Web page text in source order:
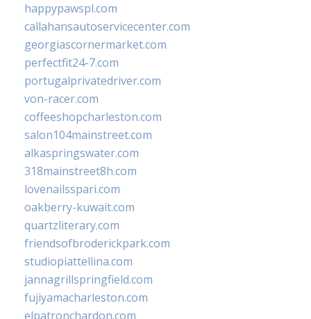
happypawspl.com
callahansautoservicecenter.com
georgiascornermarket.com
perfectfit24-7.com
portugalprivatedriver.com
von-racer.com
coffeeshopcharleston.com
salon104mainstreet.com
alkaspringswater.com
318mainstreet8h.com
lovenailsspari.com
oakberry-kuwait.com
quartzliterary.com
friendsofbroderickpark.com
studiopiattellina.com
jannagrillspringfield.com
fujiyamacharleston.com
elpatronchardon.com